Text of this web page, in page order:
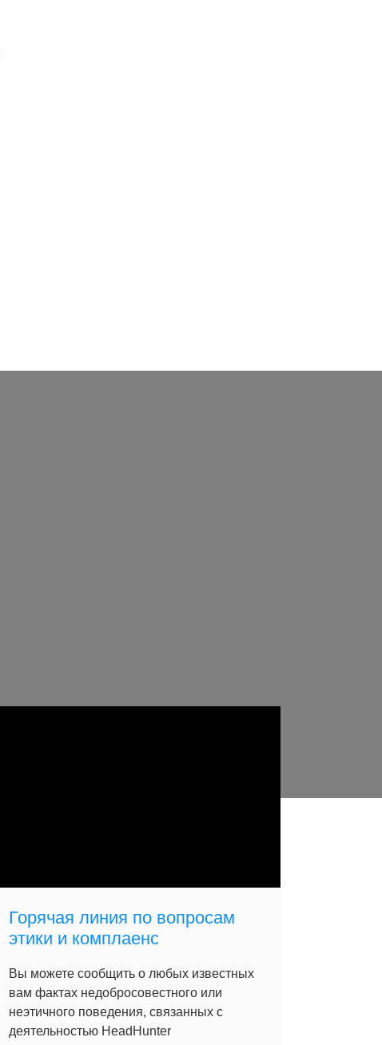
Горячая линия по вопросам
этики и комплаенс
Вы можете сообщить о любых известных
вам фактах недобросовестного или
неэтичного поведения, связанных с
деятельностью HeadHunter